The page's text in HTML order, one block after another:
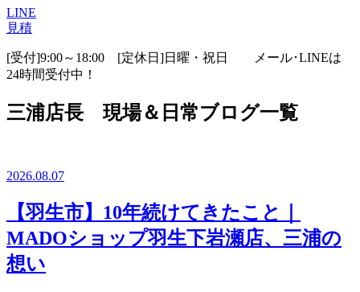
LINE
見積
[受付]9:00～18:00 [定休日]日曜・祝日
メール･LINEは
24時間受付中！
三浦店長 現場＆日常ブログ一覧
2026.08.07
【羽生市】10年続けてきたこと｜
MADOショップ羽生下岩瀬店、三浦の
想い